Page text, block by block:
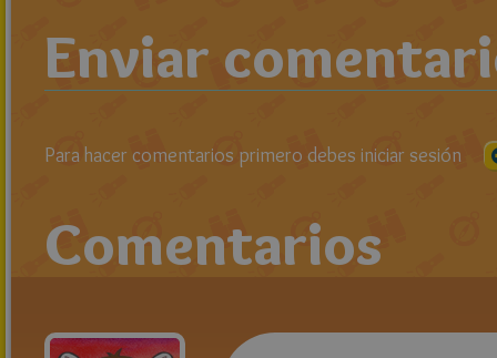
Enviar
Para hacer comentarios primero debes iniciar sesión
Comentarios